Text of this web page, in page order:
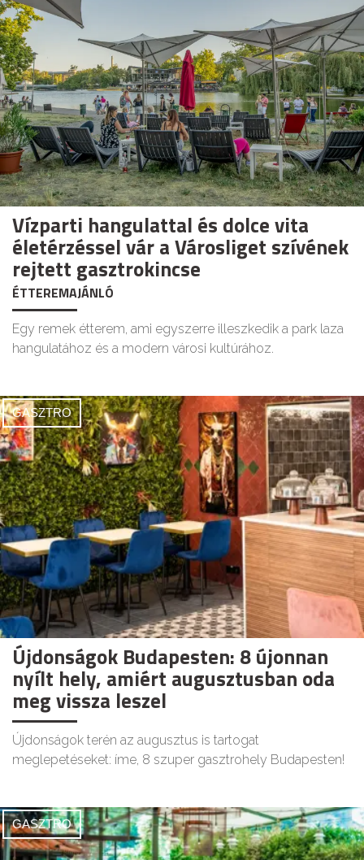
Vízparti hangulattal és dolce vita
életérzéssel vár a Városliget szívének
rejtett gasztrokincse
ÉTTEREMAJÁNLÓ
Egy remek étterem, ami egyszerre illeszkedik a park laza
hangulatához és a modern városi kultúrához.
GASZTRO
Újdonságok Budapesten: 8 újonnan
nyílt hely, amiért augusztusban oda
meg vissza leszel
Újdonságok terén az augusztus is tartogat
meglepetéseket: íme, 8 szuper gasztrohely Budapesten!
GASZTRO